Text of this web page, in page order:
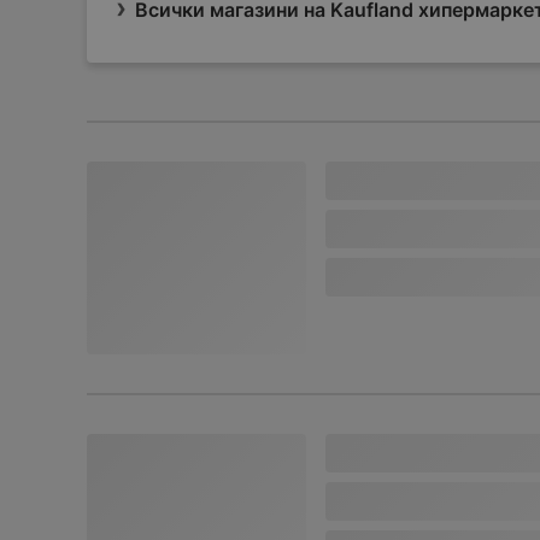
Всички магазини на Kaufland